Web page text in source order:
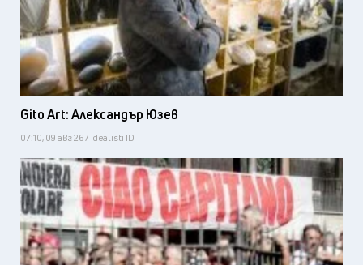
Gito Art: Александър Юзев
07:10, 09 авг 26 / Idealisti ID